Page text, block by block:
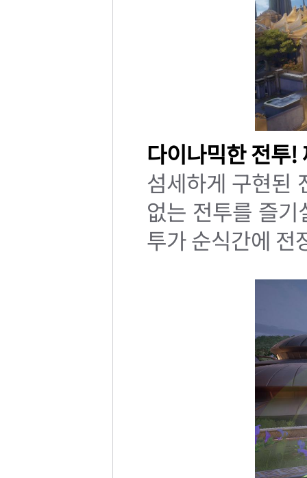
다이나믹한 전투
섬세하게 구현된
없는 전투를 즐
투가 순식간에 전